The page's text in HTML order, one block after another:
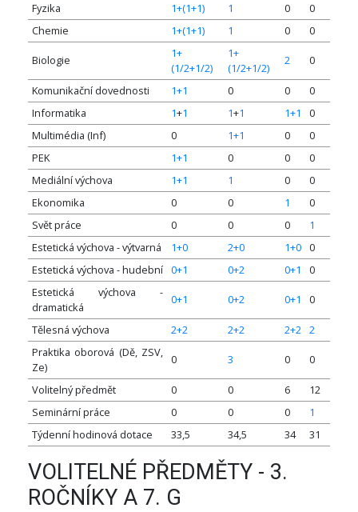
Fyzika
1+(1+1) 1 0
0
Chemie
1+(1+1) 1 0 0
Biologie
1+
(1/2+1/2)
1+
(1/2+1/2)
2 0
Komunikační dovednosti 1+1 0 0
0
Informatika
1+1 1+1 1+1
0
Multimédia (Inf)
0 1+1 0
0
PEK
1+1 0 0
0
Mediální výchova
1+1 1 0
0
Ekonomika
0 0 1
0
Svět práce
0 0 0
1
Estetická výchova - výtvarná
1+0 2+0 1+0 0
Estetická výchova - hudební 0+1 0+2 0+1
0
Estetická výchova -
dramatická
0+1 0+2 0+1 0
Tělesná výchova 2+2 2+2 2+2 2
Praktika oborová (Dě, ZSV,
Ze)
0 3 0 0
Volitelný předmět 0 0 6
12
Seminární práce
0 0 0
1
Týdenní hodinová dotace
33,5 34,5 34 31
VOLITELNÉ PŘEDMĚTY - 3.
ROČNÍKY A 7. G